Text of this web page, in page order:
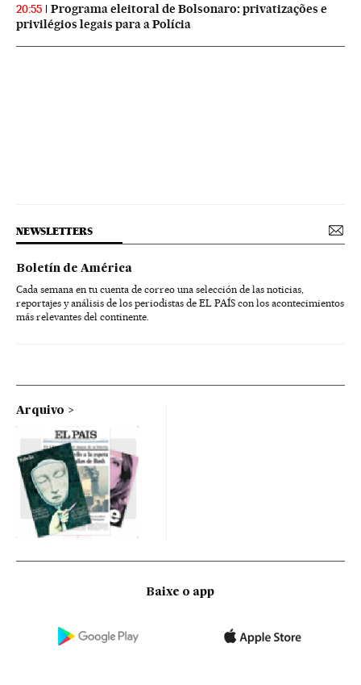
20:55
Programa eleitoral de Bolsonaro: privatizações e
privilégios legais para a Polícia
NEWSLETTERS
Boletín de América
Cada semana en tu cuenta de correo una selección de las noticias,
reportajes y análisis de los periodistas de EL PAÍS con los acontecimientos
más relevantes del continente.
Arquivo
Baixe o app